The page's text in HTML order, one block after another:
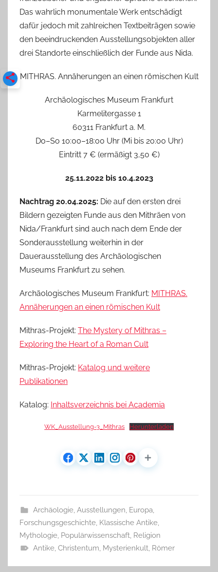
Das wahrlich monumentale Werk entschädigt
dafür jedoch mit zahlreichen Textbeiträgen sowie
den beeindruckenden Ausstellungsobjekten aller
drei Standorte einschließlich der Funde aus Nida.
MITHRAS. Annäherungen an einen römischen Kult
Archäologisches Museum Frankfurt
Karmelitergasse 1
60311 Frankfurt a. M.
Do–So 10:00–18:00 Uhr (Mi bis 20:00 Uhr)
Eintritt 7 € (ermäßigt 3,50 €)
25.11.2022 bis 10.4.2023
Nachtrag 20.04.2025: Die auf den ersten drei
Bildern gezeigten Funde aus den Mithräen von
Nida/Frankfurt sind auch nach dem Ende der
Sonderausstellung weiterhin in der
Dauerausstellung des Archäologischen
Museums Frankfurt zu sehen.
Archäologisches Museum Frankfurt: MITHRAS.
Annäherungen an einen römischen Kult
Mithras-Projekt: The Mystery of Mithras –
Exploring the Heart of a Roman Cult
Mithras-Projekt: Katalog und weitere
Publikationen
Katalog: Inhaltsverzeichnis bei Academia
WK_Ausstellung-3_Mithras Herunterladen
Archäologie, Ausstellungen, Europa,
Forschungsgeschichte, Klassische Antike,
Mythologie, Populärwissenschaft, Religion
Antike, Christentum, Mysterienkult, Römer